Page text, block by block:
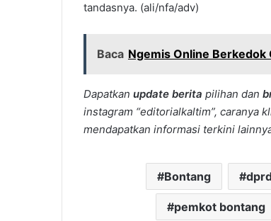
tandasnya. (ali/nfa/adv)
Baca Ngemis Online Berkedok
Dapatkan update berita pilihan dan
instagram “editorialkaltim”, caranya
mendapatkan informasi terkini
Bontang
pemkot bontang